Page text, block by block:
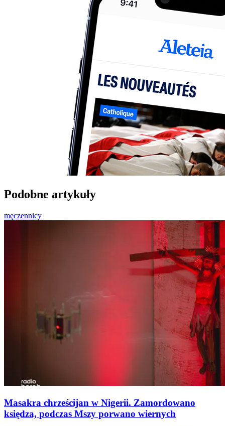
Podobne artykuły
męczennicy
Masakra chrześcijan w Nigerii. Zamordowano
księdza, podczas Mszy porwano wiernych